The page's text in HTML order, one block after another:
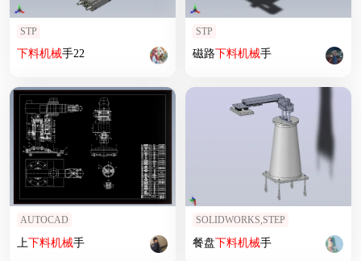
STP
下料机械手22
STP
磁路下料机械手
AUTOCAD
上下料机械手
SOLIDWORKS,STEP
餐盘下料机械手